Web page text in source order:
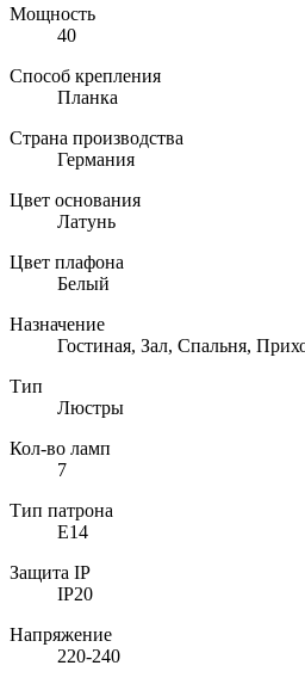
Мощность
40
Способ крепления
Планка
Страна производства
Германия
Цвет основания
Латунь
Цвет плафона
Белый
Назначение
Гостиная, Зал, Спальня,
Тип
Люстры
Кол-во ламп
7
Тип патрона
E14
Защита IP
IP20
Напряжение
220-240